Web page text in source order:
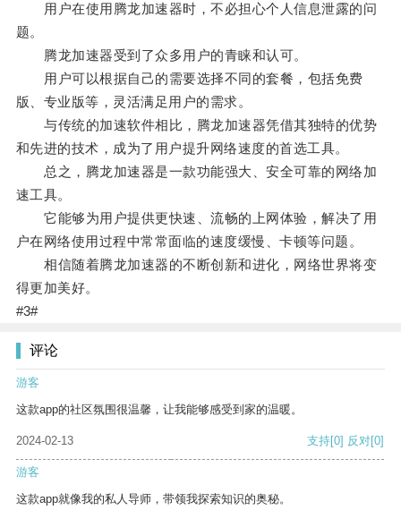
用户在使用腾龙加速器时，不必担心个人信息泄露的问
题。
腾龙加速器受到了众多用户的青睐和认可。
用户可以根据自己的需要选择不同的套餐，包括免费
版、专业版等，灵活满足用户的需求。
与传统的加速软件相比，腾龙加速器凭借其独特的优势
和先进的技术，成为了用户提升网络速度的首选工具。
总之，腾龙加速器是一款功能强大、安全可靠的网络加
速工具。
它能够为用户提供更快速、流畅的上网体验，解决了用
户在网络使用过程中常常面临的速度缓慢、卡顿等问题。
相信随着腾龙加速器的不断创新和进化，网络世界将变
得更加美好。
#3#
评论
游客
这款app的社区氛围很温馨，让我能够感受到家的温暖。
2024-02-13 支持[0] 反对[0]
游客
这款app就像我的私人导师，带领我探索知识的奥秘。